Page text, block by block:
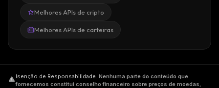
Melhores APIs de cripto
Melhores APIs de carteiras
Isenção de Responsabilidade. Nenhuma parte do conteúdo que
fornecemos constitui conselho financeiro sobre preços de moedas,